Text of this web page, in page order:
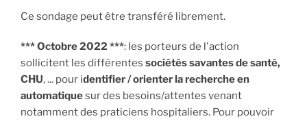
Ce sondage peut être transféré librement.
*** Octobre 2022 ***: les porteurs de l'action
sollicitent les différentes sociétés savantes de santé,
CHU, ... pour identifier / orienter la recherche en
automatiquesur des besoins/attentes venant
notamment des praticiens hospitaliers. Pour pouvoir